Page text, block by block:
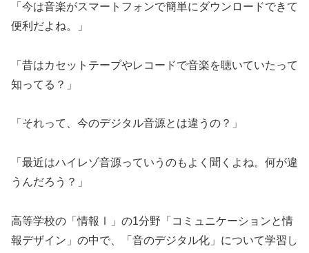
「今は音楽がスマートフォンで簡単にダウンロードできて
便利だよね。」
「昔はカセットテープやレコードで音楽を聴いていたって
知ってる？」
「それって、今のデジタル音源とは違うの？」
「最近はハイレゾ音源っていうのもよく聞くよね。何が違
うんだろう？」
高等学校の「情報Ⅰ」の1分野「コミュニケーションと情
報デザイン」の中で、「音のデジタル化」について学習し